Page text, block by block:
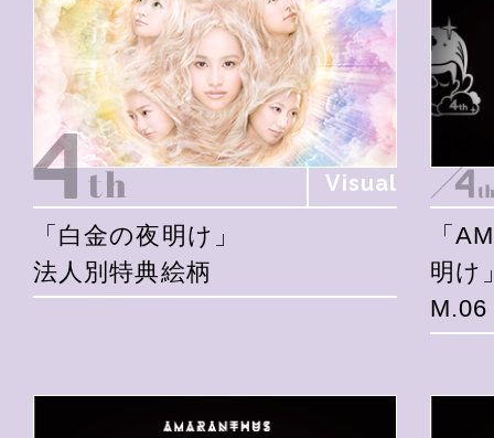
Visual
「白金の夜明け」
法人別特典絵柄
「
明け